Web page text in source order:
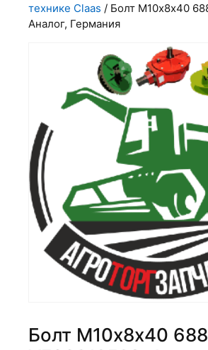
технике Claas / Болт М10х8х40
Аналог, Германия
Болт М10х8х40